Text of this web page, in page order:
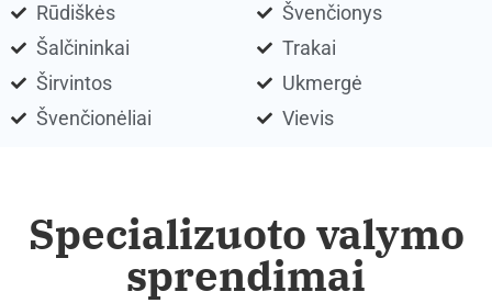
Rūdiškės
Šalčininkai
Širvintos
Švenčionėliai
Švenčionys
Trakai
Ukmergė
Vievis
Specializuoto valymo
sprendimai